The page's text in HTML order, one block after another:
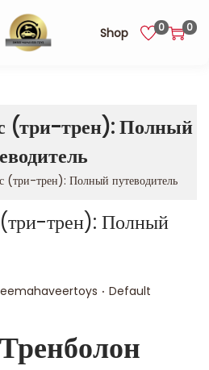
Shop 0 0
(три-трен): Полный
(три-трен): Полный путеводитель
трен): Полный
. Posted in
Default